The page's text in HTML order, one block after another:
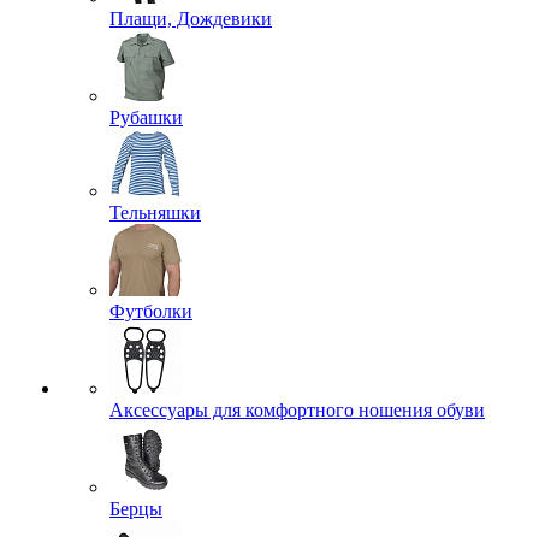
Плащи, Дождевики
Рубашки
Тельняшки
Футболки
Аксессуары для комфортного ношения обуви
Берцы